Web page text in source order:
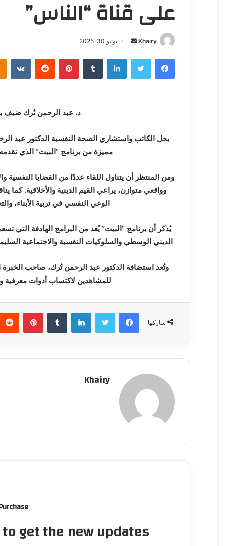
على قناة “الناس”
Khairy
أ
ل
ا
ت
ي
ا
يونيو 30, 2025
فيسبوك تويتر لينكدإن ‏Tumblr بينتيريست ‏Reddit
‏VKontakte
د. عبد الرحمن تُرك ضيف
يحل الكاتب واستشاري الصحة النفسية الدكتور عبد
مميزة من برنامج “البيت” الذي
ومن المنتظر أن يتناول اللقاء عددًا من القضايا
وواقعي متوازن، يراعي القيم الدينية والأخلاقية. كما
الوعي النفسي في تربية الأبناء،
يُذكر أن برنامج “البيت” يُعد من البرامج الهادفة التي
الديني الوسطي والسلوكيات النفسية والاجتماعية
وتُعد استضافة الدكتور عبد الرحمن تُرك، صاحب الخبرة
للمشاهدين لاكتساب أدوات معرفية
شاركها
فيسبوك تويتر لينكدإن ‏Tumblr بينتيريست
Khairy
get the new updates!